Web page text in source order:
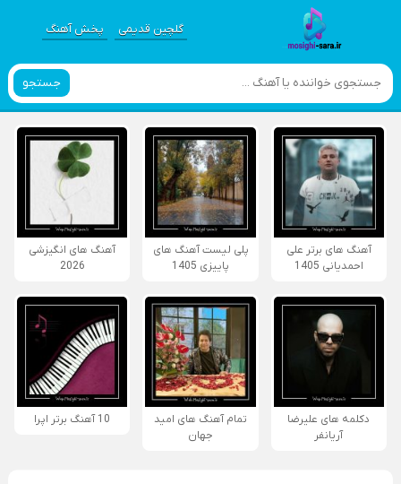
گلچین قدیمی پخش آهنگ
جستجو
آهنگ های برتر علی
احمدیانی 1405
پلی لیست آهنگ های
پاییزی 1405
آهنگ های انگیزشی
2026
دکلمه های علیرضا
آریانفر
تمام آهنگ های امید
جهان
10 آهنگ برتر اپرا